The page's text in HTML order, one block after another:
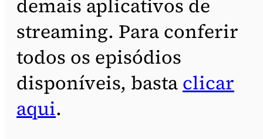
demais aplicativos de
streaming. Para conferir
todos os episódios
disponíveis, basta clicar
aqui.